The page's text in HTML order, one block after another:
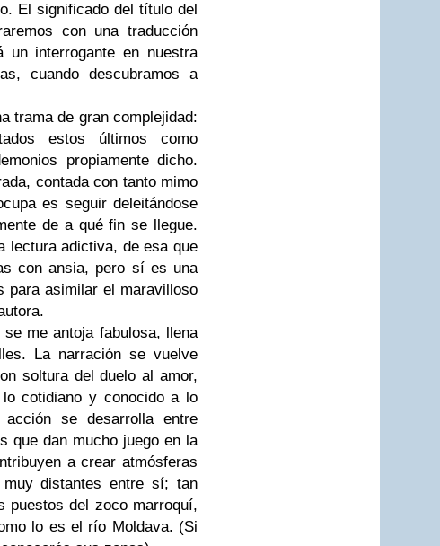
El significado del título del
con una traducción
interrogante en nuestra
cuando descubramos a
trama de gran complejidad:
estos últimos como
propiamente dicho.
, contada con tanto mimo
es seguir deleitándose
de a qué fin se llegue.
lectura adictiva, de esa que
con ansia, pero sí es una
para asimilar el maravilloso
me antoja fabulosa, llena
. La narración se vuelve
soltura del duelo al amor,
cotidiano y conocido a lo
acción se desarrolla entre
que dan mucho juego en la
a crear atmósferas
distantes entre sí; tan
puestos del zoco marroquí,
lo es el río Moldava. (Si